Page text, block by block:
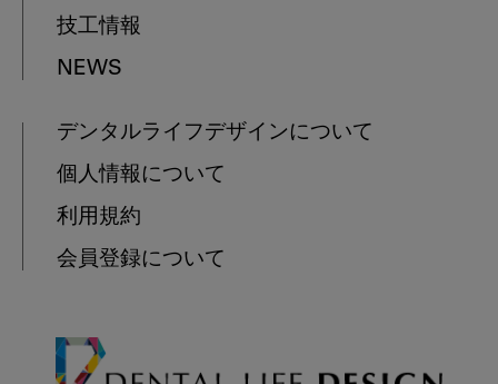
技工情報
NEWS
デンタルライフデザインについて
個人情報について
利用規約
会員登録について